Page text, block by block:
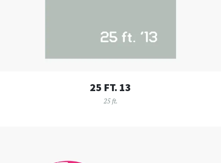
25 FT. 13
25 ft.